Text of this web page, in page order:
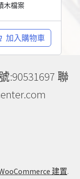
木檔案
加入購物車
:90531697 聯
建置.